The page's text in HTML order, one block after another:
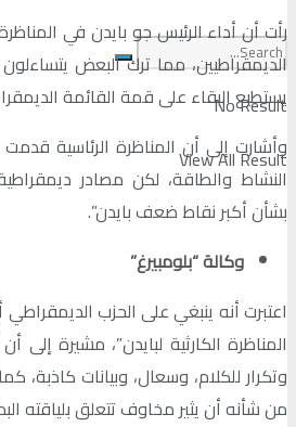
No Result
View All Result
رأت أن أداء الرئيس جو بايدن في المناظرة
الديمقراطيين، مما ترك البعض
يستطيع البقاء على قمة القائمة
وأشارت إلى أن المناظرة الرئاسية قدمت
النشاط والطاقة، لكن مصادر
بشأن أكبر نقاط ضعف بايدن”.
وكالة “بلومبيرغ”
اعتبرت أنه ينبغي على الحزب
المناظرة الكارثية لبايدن”، مشيرة إلى
وتكرار للكلام، وسعال، وبيانات
من شأنه أن يثير مخاوف تتعلق بلياقته